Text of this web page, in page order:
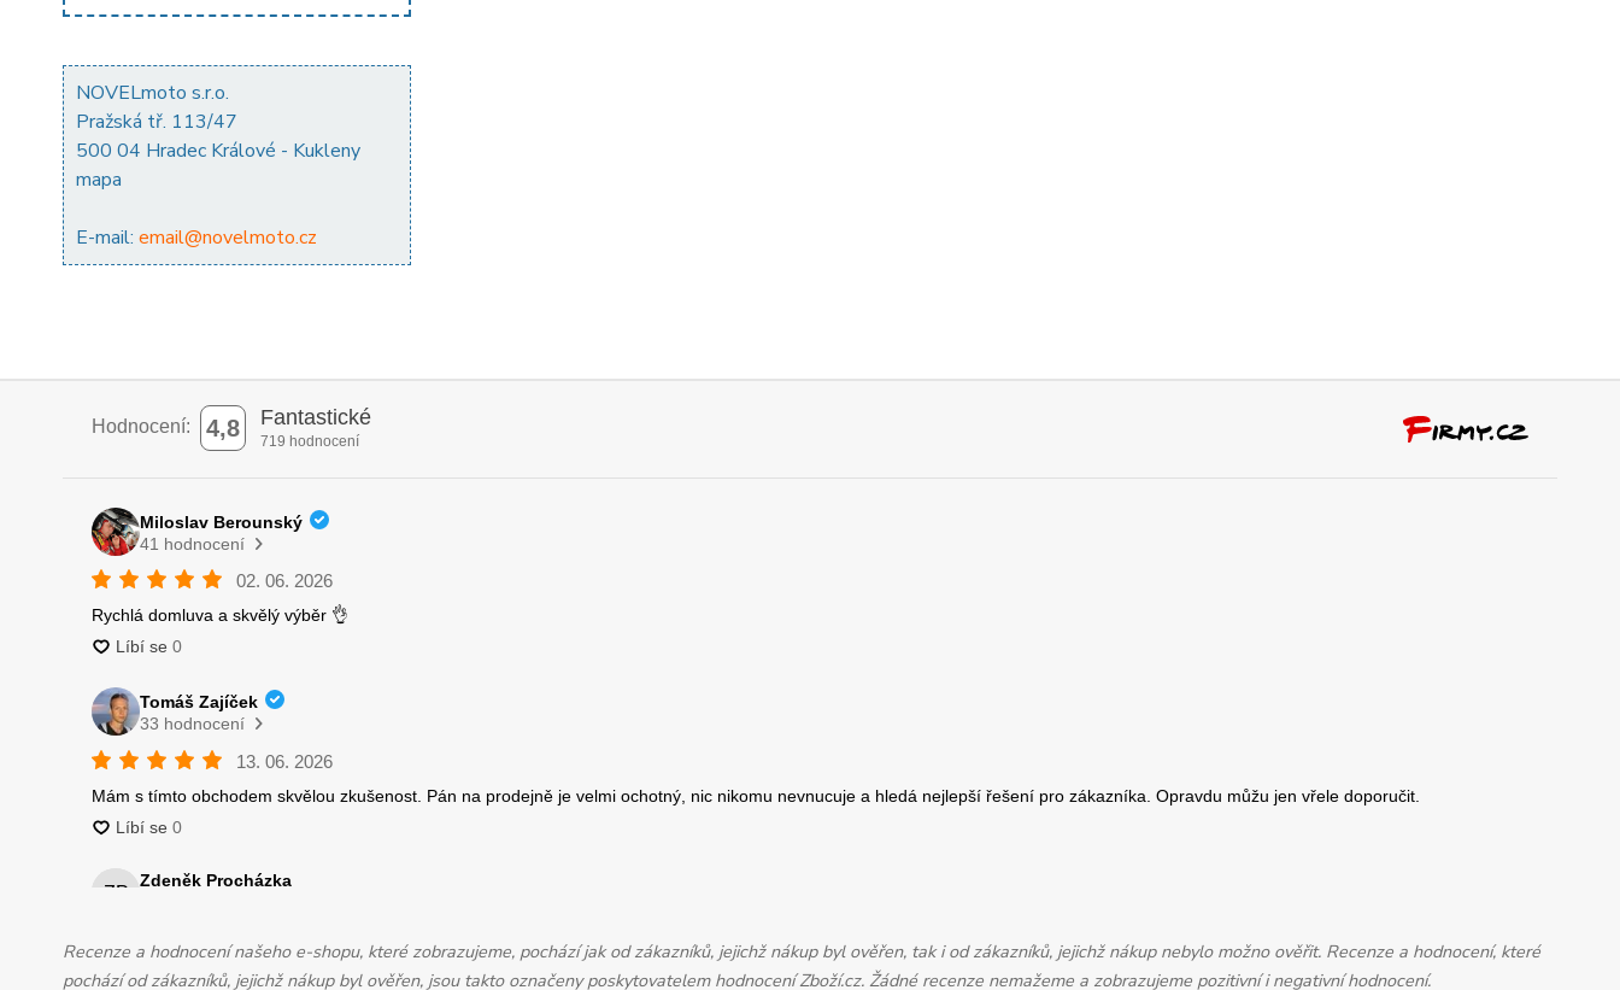
NOVELmoto s.r.o.
Pražská tř. 113/47
500 04 Hradec Králové - Kukleny
mapa
E-mail: email@novelmoto.cz
Recenze a hodnocení našeho e-shopu, které zobrazujeme, pochází jak od zákazníků, jejichž nákup byl ověřen, tak i od zákazníků, jejichž nákup nebylo možno ověřit. Recenze a hodnocení, které
pochází od zákazníků, jejichž nákup byl ověřen, jsou takto označeny poskytovatelem hodnocení Zboží.cz. Žádné recenze nemažeme a zobrazujeme pozitivní i negativní hodnocení.